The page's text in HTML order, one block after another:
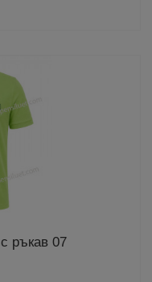
ръкав 07